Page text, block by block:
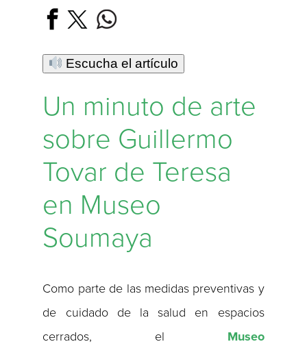
Escucha el artículo
Un minuto de arte
sobre Guillermo
Tovar de Teresa
en Museo
Soumaya
Como parte de las medidas preventivas y
de cuidado de la salud en espacios
cerrados, el Museo